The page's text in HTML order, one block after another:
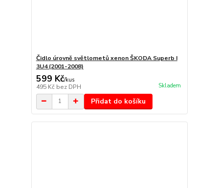
Čidlo úrovně světlometů xenon ŠKODA Superb I
3U4 (2001-2008)
599 Kč/kus
495 Kč bez DPH Skladem
Přidat do košíku